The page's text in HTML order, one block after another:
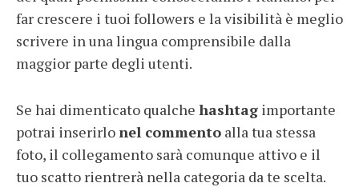
far crescere i tuoi followers e la visibilità è meglio
scrivere in una lingua comprensibile dalla
maggior parte degli utenti.
Se hai dimenticato qualche hashtag importante
potrai inserirlo nel commento alla tua stessa
foto, il collegamento sarà comunque attivo e il
tuo scatto rientrerà nella categoria da te scelta.